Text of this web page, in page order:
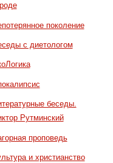
поколение
с диетологом
беседы.
Рутминский
проповедь
и христианство